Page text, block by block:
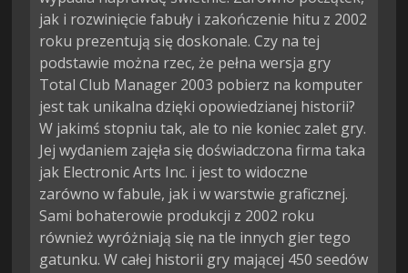
jak i rozwinięcie fabuły i zakończenie hitu z 2002
roku prezentują się doskonale. Czy na tej
podstawie można rzec, że pełna wersja gry
Total Club Manager 2003 pobierz na komputer
jest tak unikalna dzięki opowiedzianej historii?
W jakimś stopniu tak, ale to nie koniec zalet gry.
Jej wydaniem zajęła się doświadczona firma taka
jak Electronic Arts Inc. i jest to widoczne
zarówno w fabule, jak i w warstwie graficznej.
Sami bohaterowie produkcji z 2002 roku
również wyróżniają się na tle innych gier tego
gatunku. W całej historii gry mającej 450 seedów